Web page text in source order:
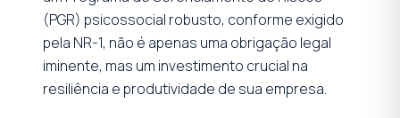
(PGR) psicossocial robusto, conforme exigido
pela NR-1, não é apenas uma obrigação legal
iminente, mas um investimento crucial na
resiliência e produtividade de sua empresa.